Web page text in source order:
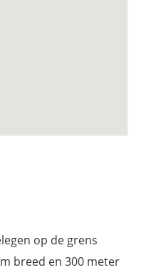
op de grens
breed en 300 meter